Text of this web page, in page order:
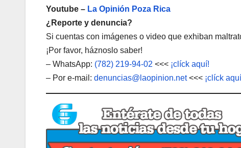
Youtube – La Opinión Poza Rica
¿Reporte y denuncia?
Si cuentas con imágenes o video que exhiban
¡Por favor, háznoslo saber!
– WhatsApp: (782) 219-94-02 <<< ¡clíck aquí!
– Por e-mail: denuncias@laopinion.net<<< ¡clíck